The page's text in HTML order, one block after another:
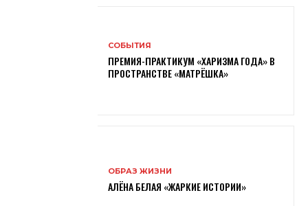
СОБЫТИЯ
ПРЕМИЯ-ПРАКТИКУМ «ХАРИЗМА ГОДА» В
ПРОСТРАНСТВЕ «МАТРЁШКА»
ОБРАЗ ЖИЗНИ
АЛЁНА БЕЛАЯ «ЖАРКИЕ ИСТОРИИ»